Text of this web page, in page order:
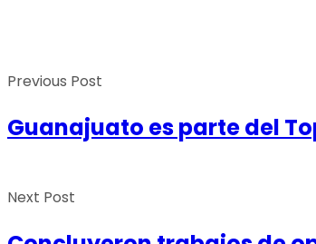
Previous Post
Guanajuato es parte del
Next Post